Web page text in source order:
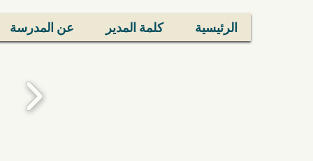
الرئيسية كلمة المدير عن المدرسة